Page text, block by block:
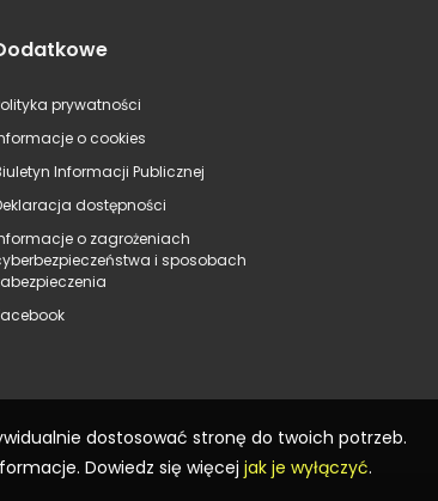
prywatności
o cookies
Informacji Publicznej
dostępności
o zagrożeniach
i sposobach
dostosować stronę do twoich potrzeb.
Dowiedz się więcej jak je wyłączyć.